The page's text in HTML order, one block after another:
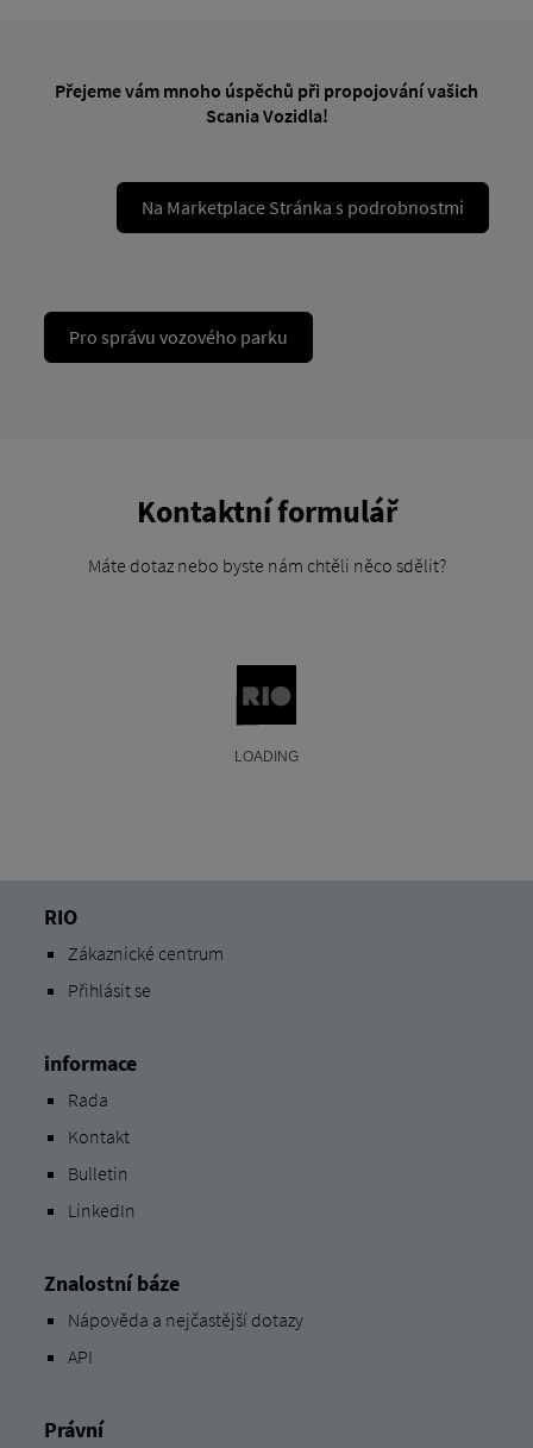
Přejeme vám mnoho úspěchů při propojování vašich
Scania Vozidla!
Na Marketplace Stránka s podrobnostmi
Pro správu vozového parku
Kontaktní formulář
Máte dotaz nebo byste nám chtěli něco sdělit?
RIO
Zákaznické centrum
Přihlásit se
informace
Rada
Kontakt
Bulletin
LinkedIn
Znalostní báze
Nápověda a nejčastější dotazy
API
Právní